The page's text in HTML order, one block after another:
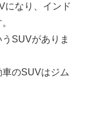
になり、インド
SUVがありま
のSUVはジム